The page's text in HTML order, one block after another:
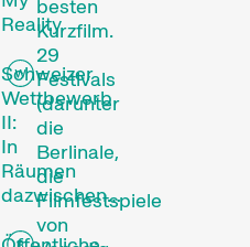
Reality
Schweizer
Wettbewerb
II:
In
Räumen
dazwischen…
besten
Kurzfilm.
29
Festivals
(darunter
die
Berlinale,
die
Filmfestspiele
von